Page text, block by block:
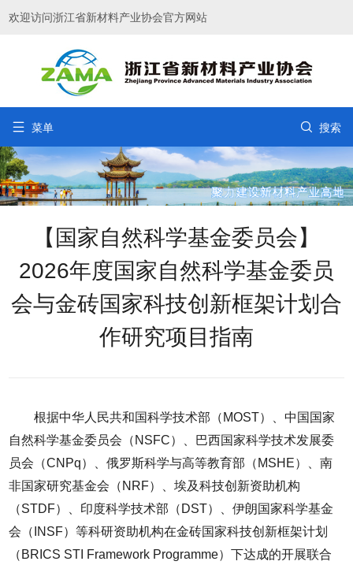
欢迎访问浙江省新材料产业协会官方网站
 菜单  搜索
【国家自然科学基金委员会】
2026年度国家自然科学基金委员
会与金砖国家科技创新框架计划合
作研究项目指南
根据中华人民共和国科学技术部（MOST）、中国国家
自然科学基金委员会（NSFC）、巴西国家科学技术发展委
员会（CNPq）、俄罗斯科学与高等教育部（MSHE）、南
非国家研究基金会（NRF）、埃及科技创新资助机构
（STDF）、印度科学技术部（DST）、伊朗国家科学基金
会（INSF）等科研资助机构在金砖国家科技创新框架计划
（BRICS STI Framework Programme）下达成的开展联合